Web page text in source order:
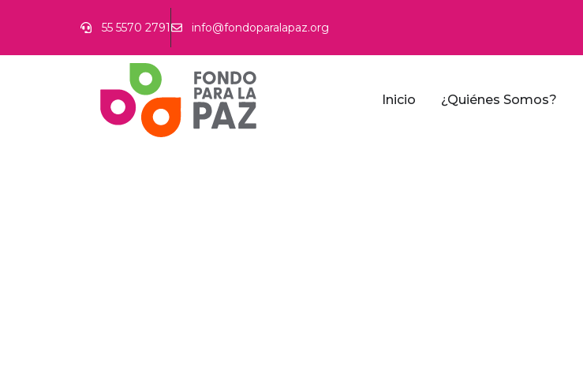
55 5570 2791 info@fondoparalapaz.org
Inicio ¿Quiénes Somos?